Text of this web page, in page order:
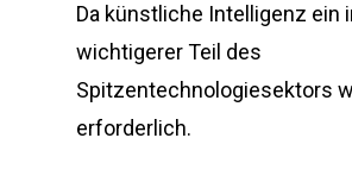
Da künstliche Intelligenz ein
wichtigerer Teil des
Spitzentechnologiesektors
erforderlich.